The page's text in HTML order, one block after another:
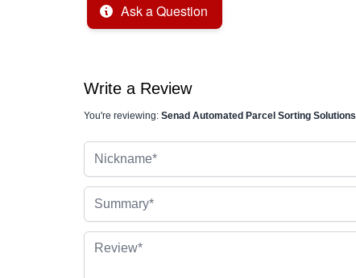
Ask a Question
Write a Review
You're reviewing: Senad Automated Parcel Sorting Solutions
Review